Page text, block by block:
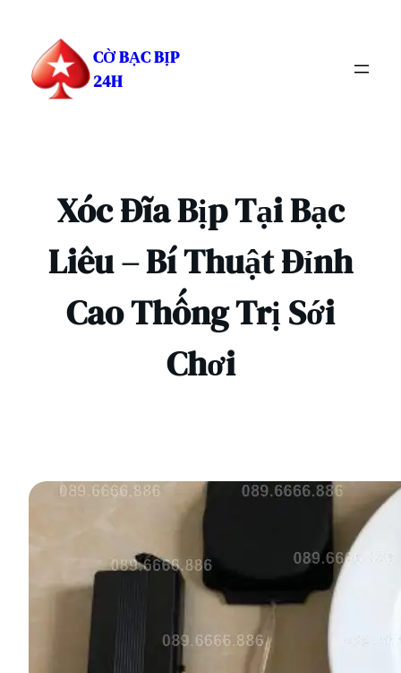
phần
CỜ BẠC BỊP
24H
Xóc Đĩa Bịp Tại Bạc
Liêu – Bí Thuật Đỉnh
Cao Thống Trị Sới
Chơi